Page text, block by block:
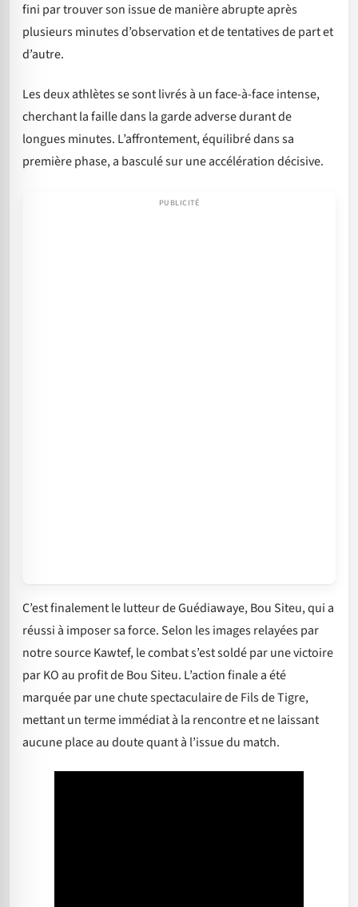
fini par trouver son issue de manière abrupte après
plusieurs minutes d’observation et de tentatives de part et
d’autre.
Les deux athlètes se sont livrés à un face-à-face intense,
cherchant la faille dans la garde adverse durant de
longues minutes. L’affrontement, équilibré dans sa
première phase, a basculé sur une accélération décisive.
C’est finalement le lutteur de Guédiawaye, Bou Siteu, qui a
réussi à imposer sa force. Selon les images relayées par
notre source Kawtef, le combat s’est soldé par une victoire
par KO au profit de Bou Siteu. L’action finale a été
marquée par une chute spectaculaire de Fils de Tigre,
mettant un terme immédiat à la rencontre et ne laissant
aucune place au doute quant à l’issue du match.